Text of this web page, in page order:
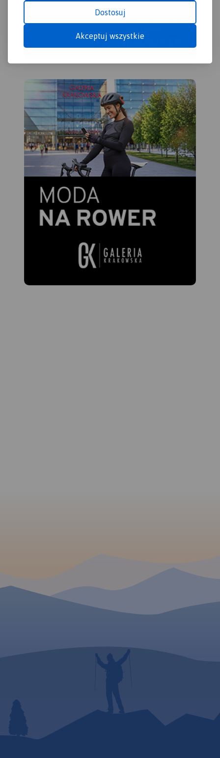
Dostosuj
Akceptuj wszystkie
aktualną sieć dróg, wybraną
propozycje najciekawszych
atrakcji regionu. Wśród nich
kościoły, muzea, zabytki
cuda przyrody, wyróżniające
się miejsca widokowe i
panoramy. Mapę offline
można zakupić w aplikacji
Traseo na urządzenia
mobilne.Rok wydania 2022